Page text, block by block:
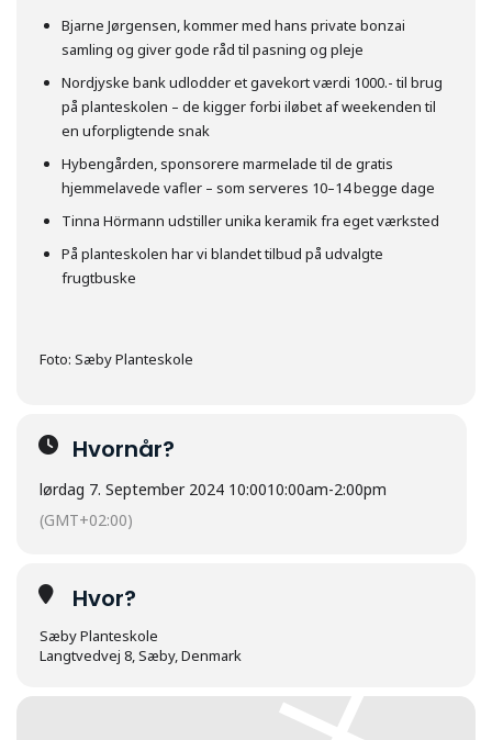
Bjarne Jørgensen, kommer med hans private bonzai
samling og giver gode råd til pasning og pleje
Nordjyske bank udlodder et gavekort værdi 1000.- til brug
på planteskolen – de kigger forbi iløbet af weekenden til
en uforpligtende snak
Hybengården, sponsorere marmelade til de gratis
hjemmelavede vafler – som serveres 10–14 begge dage
Tinna Hörmann udstiller unika keramik fra eget værksted
På planteskolen har vi blandet tilbud på udvalgte
frugtbuske
Foto: Sæby Planteskole
Hvornår?
lørdag 7. September 2024 10:0010:00am-2:00pm
(GMT+02:00)
Hvor?
Sæby Planteskole
Langtvedvej 8, Sæby, Denmark